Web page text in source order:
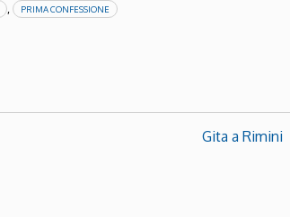
, PRIMA CONFESSIONE
Gita a Rimini